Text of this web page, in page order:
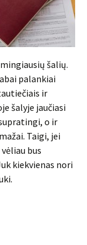
šalių.
palankiai
ir
šalyje jaučiasi
o ir
Taigi, jei
bus
kiekvienas nori